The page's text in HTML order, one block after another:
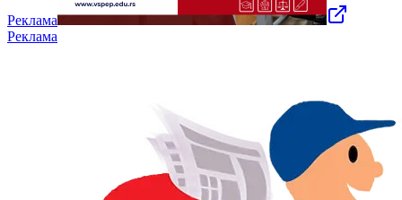
Реклама
Реклама